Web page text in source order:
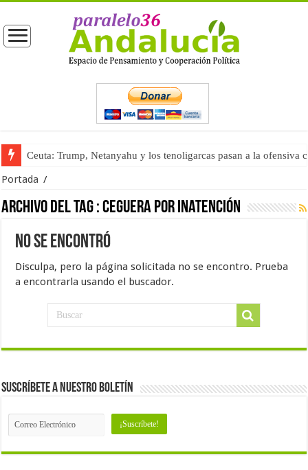
Ceuta: Trump, Netanyahu y los tenoligarcas pasan a la ofensiva
Portada /
Archivo del tag :ceguera por inatención
No se encontró
Disculpa, pero la página solicitada no se encontro. Prueba
a encontrarla usando el buscador.
Suscríbete a nuestro Boletín